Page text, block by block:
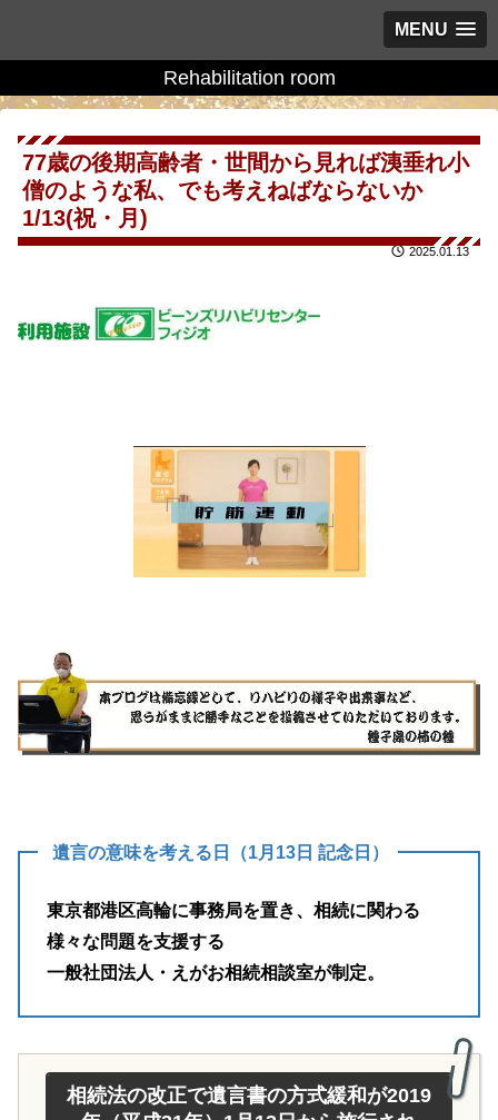
MENU
Rehabilitation room
77歳の後期高齢者・世間から見れば洟垂れ小
僧のような私、でも考えねばならないか
1/13(祝・月)
2025.01.13
遺言の意味を考える日（1月13日 記念日）
東京都港区高輪に事務局を置き、相続に関わる
様々な問題を支援する
一般社団法人・えがお相続相談室が制定。
相続法の改正で遺言書の方式緩和が2019